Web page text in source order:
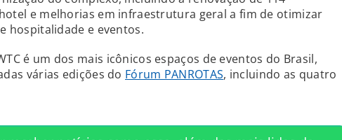
e melhorias em infraestrutura geral a fim de otimizar
hospitalidade e eventos.
é um dos mais icônicos espaços de eventos do Brasil,
várias edições do Fórum PANROTAS, incluindo as quatro